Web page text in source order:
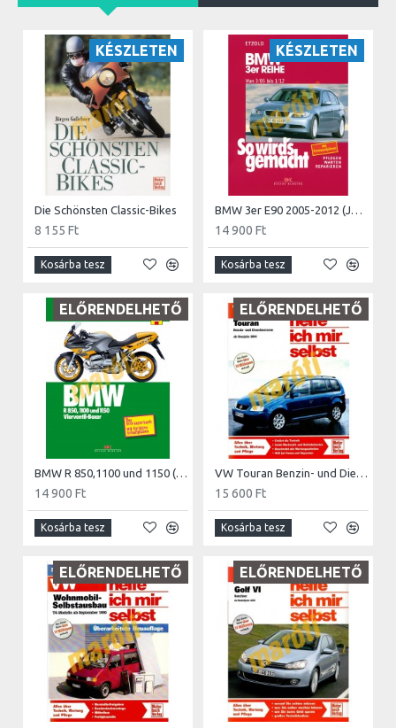
KÉSZLETEN
Die Schönsten Classic-Bikes
8 155 Ft
Kosárba tesz
KÉSZLETEN
BMW 3er E90 2005-2012 (Javítási kézikönyv)
14 900 Ft
Kosárba tesz
ELŐRENDELHETŐ
BMW R 850,1100 und 1150 (Javítási könyv)
14 900 Ft
Kosárba tesz
ELŐRENDELHETŐ
VW Touran Benzin- und Dieselmotoren ab Modelljahr 2003 (Javítási kézikönyv)
15 600 Ft
Kosárba tesz
ELŐRENDELHETŐ ELŐRENDELHETŐ